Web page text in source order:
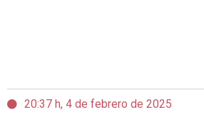
20:37 h, 4 de febrero de 2025